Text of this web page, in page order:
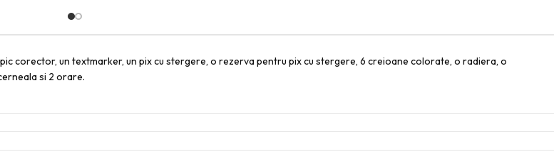
corector, un textmarker, un pix cu stergere, o rezerva pentru pix cu stergere, 6 creioane colorate, o radiera, o
si 2 orare.